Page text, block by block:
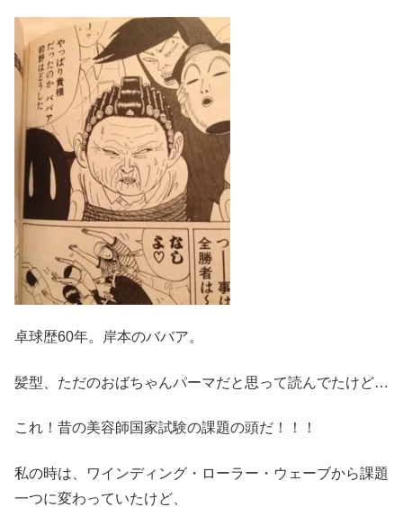
卓球歴60年。岸本のババア。
髪型、ただのおばちゃんパーマだと思って読んでたけど…
これ！昔の美容師国家試験の課題の頭だ！！！
私の時は、ワインディング・ローラー・ウェーブから課題
一つに変わっていたけど、